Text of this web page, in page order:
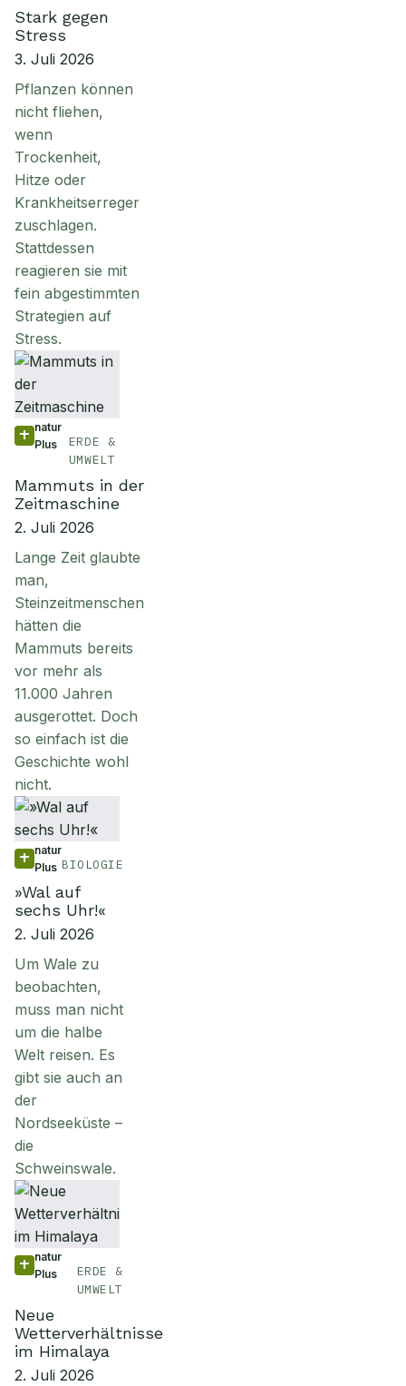
Stark gegen
Stress
3. Juli 2026
Pflanzen können
nicht fliehen,
wenn
Trockenheit,
Hitze oder
Krankheitserreger
zuschlagen.
Stattdessen
reagieren sie mit
fein abgestimmten
Strategien auf
Stress.
natur
Plus
ERDE &
UMWELT
Mammuts in der
Zeitmaschine
2. Juli 2026
Lange Zeit glaubte
man,
Steinzeitmenschen
hätten die
Mammuts bereits
vor mehr als
11.000 Jahren
ausgerottet. Doch
so einfach ist die
Geschichte wohl
nicht.
natur
Plus BIOLOGIE
»Wal auf
sechs Uhr!«
2. Juli 2026
Um Wale zu
beobachten,
muss man nicht
um die halbe
Welt reisen. Es
gibt sie auch an
der
Nordseeküste –
die
Schweinswale.
natur
Plus
ERDE &
UMWELT
Neue
Wetterverhältnisse
im Himalaya
2. Juli 2026